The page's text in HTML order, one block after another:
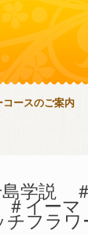
コースのご案内
島学説
イーマ
フラ